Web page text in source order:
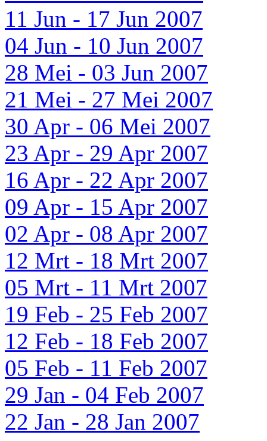
11 Jun - 17 Jun 2007
04 Jun - 10 Jun 2007
28 Mei - 03 Jun 2007
21 Mei - 27 Mei 2007
30 Apr - 06 Mei 2007
23 Apr - 29 Apr 2007
16 Apr - 22 Apr 2007
09 Apr - 15 Apr 2007
02 Apr - 08 Apr 2007
12 Mrt - 18 Mrt 2007
05 Mrt - 11 Mrt 2007
19 Feb - 25 Feb 2007
12 Feb - 18 Feb 2007
05 Feb - 11 Feb 2007
29 Jan - 04 Feb 2007
22 Jan - 28 Jan 2007